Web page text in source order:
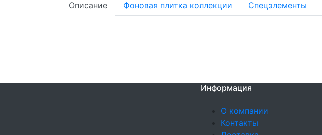
Описание Фоновая плитка коллекции Спецэлементы
Информация
О компании
Контакты